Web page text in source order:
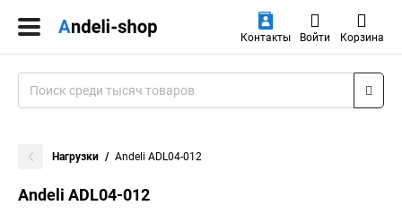
Контакты Войти Корзина
Нагрузки Andeli ADL04-012
Andeli ADL04-012